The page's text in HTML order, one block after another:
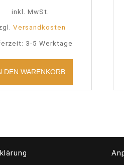
inkl. MwSt.
Versandkosten
3-5 Werktage
DEN WARENKORB